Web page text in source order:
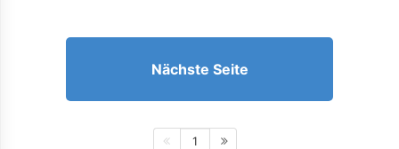
Nächste Seite
1